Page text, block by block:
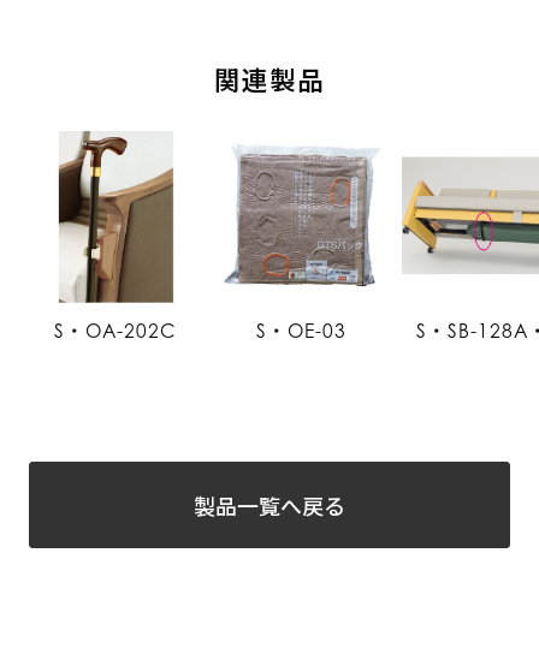
関連製品
S・OA-202C S・OE-03 S・SB-128A
製品一覧へ戻る